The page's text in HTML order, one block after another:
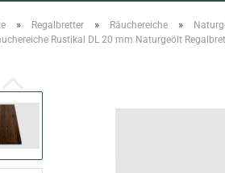
» Regalbretter » Räuchereiche »
Rustikal DL 20 mm Naturgeölt